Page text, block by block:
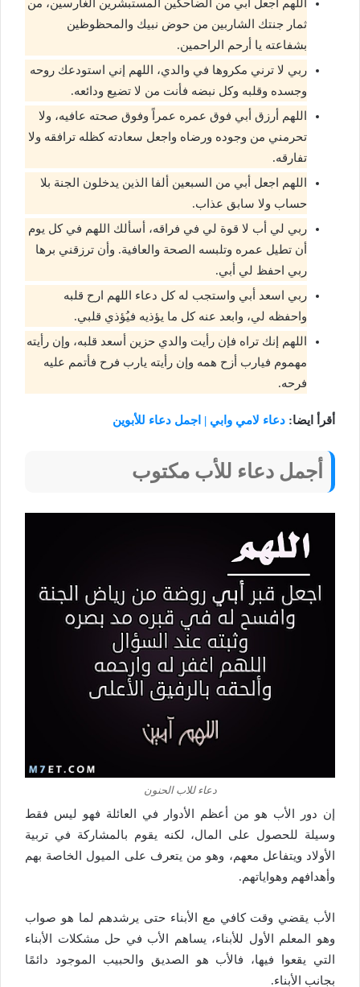
اللهم اجعل أبي من الضاحكين المستبشرين الغارسين، من
ثمار جنتك الشاربين من حوض نبيك والمحظوظين
بشفاعته يا أرحم الراحمين.
ربي لا ترني مكروها في والدي، اللهم إني استودعك روحه
وجسده وقلبه وكل نبضه فأنت من لا تضيع ودائعه.
اللهم أرزق أبي فوق عمره عمراً وفوق صحته عافيه، ولا
تحرمني من وجوده ورضاه واجعل سعادته كظله ترافقه ولا
تفارقه.
اللهم اجعل أبي من السبعين ألفا الذين يدخلون الجنة بلا
حساب ولا سابق عذاب.
ربي لي أب لا قوة لي في فراقه، أسألك اللهم في كل يوم
أن تطيل عمره وتلبسه الصحة والعافية. وأن ترزقني برها
ربي احفظ لي أبي.
ربي اسعد أبي واستجب له كل دعاء اللهم ارح قلبه
واحفظه لي، وابعد عنه كل ما يؤذيه فيُؤذي قلبي.
اللهم إنك تراه فإن رأيت والدي حزين أسعد قلبه، وإن رأيته
مهموم فيارب أزح همه وإن رأيته يارب فرح فأتمم عليه
فرحه.
أقرأ ايضا: دعاء لامي وابي | اجمل دعاء للأبوين
أجمل دعاء للأب مكتوب
دعاء للاب الحنون
إن دور الأب هو من أعظم الأدوار في العائلة فهو ليس فقط
وسيلة للحصول على المال، لكنه يقوم بالمشاركة في تربية
الأولاد ويتفاعل معهم، وهو من يتعرف على الميول الخاصة بهم
وأهدافهم وهواياتهم.
الأب يقضي وقت كافي مع الأبناء حتى يرشدهم لما هو صواب
وهو المعلم الأول للأبناء، يساهم الأب في حل مشكلات الأبناء
التي يقعوا فيها، فالأب هو الصديق والحبيب الموجود دائمًا
بجانب الأبناء.